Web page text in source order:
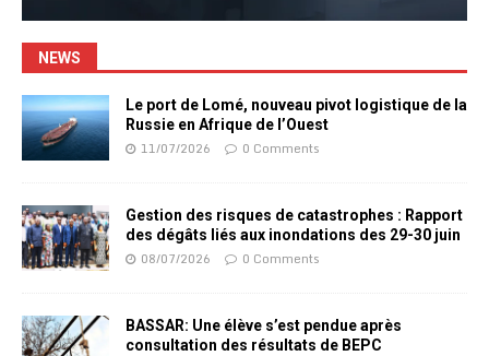
NEWS
Le port de Lomé, nouveau pivot logistique de la
Russie en Afrique de l’Ouest
11/07/2026 0 Comments
Gestion des risques de catastrophes : Rapport
des dégâts liés aux inondations des 29-30 juin
08/07/2026 0 Comments
BASSAR: Une élève s’est pendue après
consultation des résultats de BEPC